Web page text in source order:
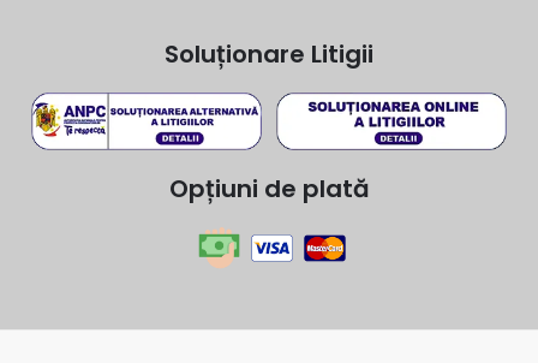
Soluționare Litigii
Opțiuni de plată